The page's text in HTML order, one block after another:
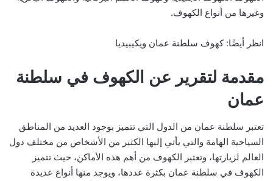
وغيرها من أنواع الكهوف.
انظر أيضًا: كهوف سلطنة عمان ويكيبيديا
مقدمة لتقرير عن الكهوف في سلطنة
عمان
تعتبر سلطنة عمان من الدول التي تتميز بوجود العديد من المناطق
السياحية الهامة والتي يأتي إليها الكثير من الأشخاص من مختلف دول
العالم لزيارتها، وتعتبر الكهوف من أهم هذه الأماكن، حيث تتميز
الكهوف في سلطنة عمان بكثرة عددها، ويوجد منها أنواع عديدة